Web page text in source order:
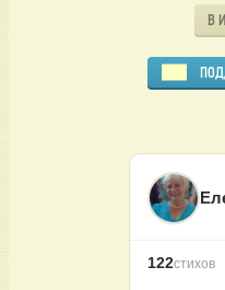
В
122стихов